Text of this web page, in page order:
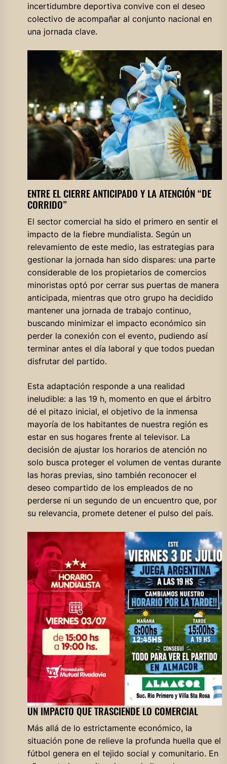
incertidumbre deportiva convive con el deseo
colectivo de acompañar al conjunto nacional en
una jornada clave.
ENTRE EL CIERRE ANTICIPADO Y LA ATENCIÓN “DE
CORRIDO”
El sector comercial ha sido el primero en sentir el
impacto de la fiebre mundialista. Según un
relevamiento de este medio, las estrategias para
gestionar la jornada han sido dispares: una parte
considerable de los propietarios de comercios
minoristas optó por cerrar sus puertas de manera
anticipada, mientras que otro grupo ha decidido
mantener una jornada de trabajo continuo,
buscando minimizar el impacto económico sin
perder la conexión con el evento, pudiendo así
terminar antes el día laboral y que todos puedan
disfrutar del partido.
Esta adaptación responde a una realidad
ineludible: a las 19 h, momento en que el árbitro
dé el pitazo inicial, el objetivo de la inmensa
mayoría de los habitantes de nuestra región es
estar en sus hogares frente al televisor. La
decisión de ajustar los horarios de atención no
solo busca proteger el volumen de ventas durante
las horas previas, sino también reconocer el
deseo compartido de los empleados de no
perderse ni un segundo de un encuentro que, por
su relevancia, promete detener el pulso del país.
UN IMPACTO QUE TRASCIENDE LO COMERCIAL
Más allá de lo estrictamente económico, la
situación pone de relieve la profunda huella que el
fútbol genera en el tejido social y comunitario. En